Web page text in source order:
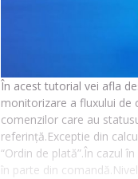
În acest tutorial vei afla
monitorizare a fluxului de
comenzilor care au
referință.Exceptie din
“Ordin de plată”.În cazul
în parte din